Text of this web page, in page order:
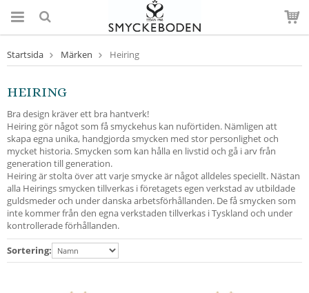
Startsida Märken Heiring
HEIRING
Bra design kräver ett bra hantverk!
Heiring gör något som få smyckehus kan nuförtiden. Nämligen att
skapa egna unika, handgjorda smycken med stor personlighet och
mycket historia. Smycken som kan hålla en livstid och gå i arv från
generation till generation.
Heiring är stolta över att varje smycke är något alldeles speciellt. Nästan
alla Heirings smycken tillverkas i företagets egen verkstad av utbildade
guldsmeder och under danska arbetsförhållanden. De få smycken som
inte kommer från den egna verkstaden tillverkas i Tyskland och under
kontrollerade förhållanden.
Sortering: